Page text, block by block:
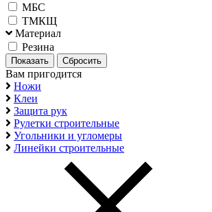
МБС
ТМКЩ
Материал
Резина
Вам пригодится
Ножи
Клеи
Защита рук
Рулетки строительные
Угольники и угломеры
Линейки строительные